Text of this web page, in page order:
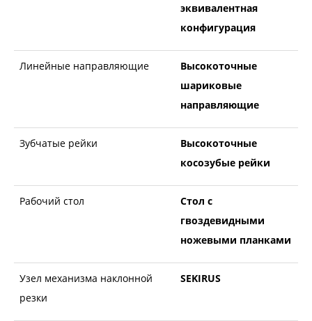
эквивалентная
конфигурация
Линейные направляющие
Высокоточные
шариковые
направляющие
Зубчатые рейки
Высокоточные
косозубые рейки
Рабочий стол
Стол с
гвоздевидными
ножевыми планками
Узел механизма наклонной
резки
SEKIRUS